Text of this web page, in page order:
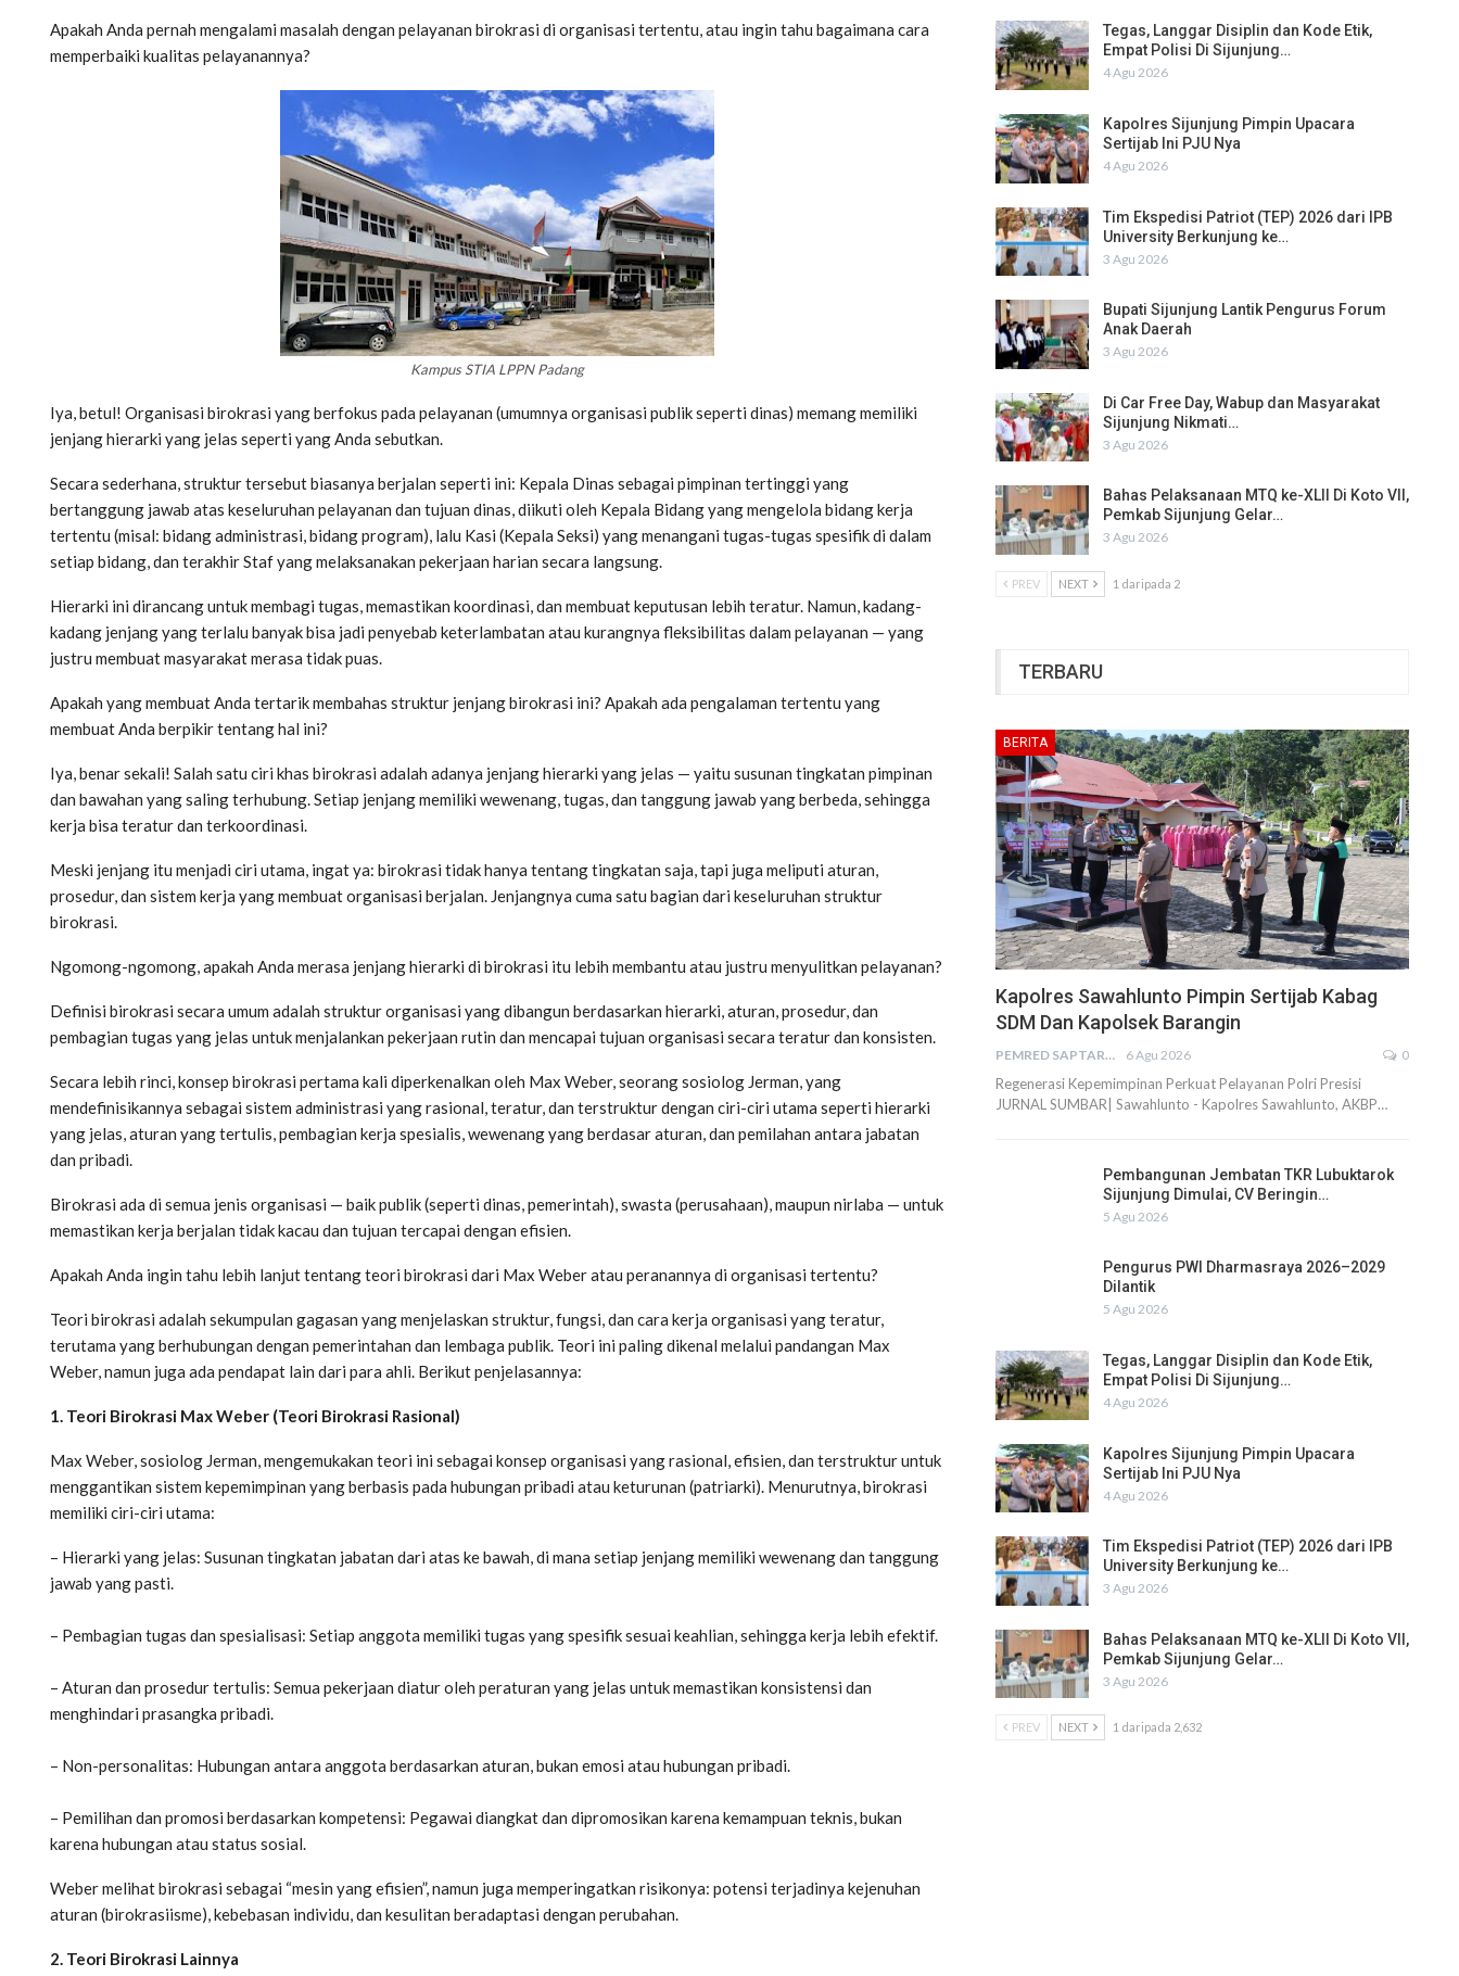
Apakah Anda pernah mengalami masalah dengan pelayanan birokrasi di organisasi tertentu, atau ingin tahu bagaimana cara
memperbaiki kualitas pelayanannya?
Kampus STIA LPPN Padang
Iya, betul! Organisasi birokrasi yang berfokus pada pelayanan (umumnya organisasi publik seperti dinas) memang memiliki
jenjang hierarki yang jelas seperti yang Anda sebutkan.
Secara sederhana, struktur tersebut biasanya berjalan seperti ini: Kepala Dinas sebagai pimpinan tertinggi yang
bertanggung jawab atas keseluruhan pelayanan dan tujuan dinas, diikuti oleh Kepala Bidang yang mengelola bidang kerja
tertentu (misal: bidang administrasi, bidang program), lalu Kasi (Kepala Seksi) yang menangani tugas-tugas spesifik di dalam
setiap bidang, dan terakhir Staf yang melaksanakan pekerjaan harian secara langsung.
Hierarki ini dirancang untuk membagi tugas, memastikan koordinasi, dan membuat keputusan lebih teratur. Namun, kadang-
kadang jenjang yang terlalu banyak bisa jadi penyebab keterlambatan atau kurangnya fleksibilitas dalam pelayanan — yang
justru membuat masyarakat merasa tidak puas.
Apakah yang membuat Anda tertarik membahas struktur jenjang birokrasi ini? Apakah ada pengalaman tertentu yang
membuat Anda berpikir tentang hal ini?
Iya, benar sekali! Salah satu ciri khas birokrasi adalah adanya jenjang hierarki yang jelas — yaitu susunan tingkatan pimpinan
dan bawahan yang saling terhubung. Setiap jenjang memiliki wewenang, tugas, dan tanggung jawab yang berbeda, sehingga
kerja bisa teratur dan terkoordinasi.
Meski jenjang itu menjadi ciri utama, ingat ya: birokrasi tidak hanya tentang tingkatan saja, tapi juga meliputi aturan,
prosedur, dan sistem kerja yang membuat organisasi berjalan. Jenjangnya cuma satu bagian dari keseluruhan struktur
birokrasi.
Ngomong-ngomong, apakah Anda merasa jenjang hierarki di birokrasi itu lebih membantu atau justru menyulitkan pelayanan?
Definisi birokrasi secara umum adalah struktur organisasi yang dibangun berdasarkan hierarki, aturan, prosedur, dan
pembagian tugas yang jelas untuk menjalankan pekerjaan rutin dan mencapai tujuan organisasi secara teratur dan konsisten.
Secara lebih rinci, konsep birokrasi pertama kali diperkenalkan oleh Max Weber, seorang sosiolog Jerman, yang
mendefinisikannya sebagai sistem administrasi yang rasional, teratur, dan terstruktur dengan ciri-ciri utama seperti hierarki
yang jelas, aturan yang tertulis, pembagian kerja spesialis, wewenang yang berdasar aturan, dan pemilahan antara jabatan
dan pribadi.
Birokrasi ada di semua jenis organisasi — baik publik (seperti dinas, pemerintah), swasta (perusahaan), maupun nirlaba — untuk
memastikan kerja berjalan tidak kacau dan tujuan tercapai dengan efisien.
Apakah Anda ingin tahu lebih lanjut tentang teori birokrasi dari Max Weber atau peranannya di organisasi tertentu?
Teori birokrasi adalah sekumpulan gagasan yang menjelaskan struktur, fungsi, dan cara kerja organisasi yang teratur,
terutama yang berhubungan dengan pemerintahan dan lembaga publik. Teori ini paling dikenal melalui pandangan Max
Weber, namun juga ada pendapat lain dari para ahli. Berikut penjelasannya:
1. Teori Birokrasi Max Weber (Teori Birokrasi Rasional)
Max Weber, sosiolog Jerman, mengemukakan teori ini sebagai konsep organisasi yang rasional, efisien, dan terstruktur untuk
menggantikan sistem kepemimpinan yang berbasis pada hubungan pribadi atau keturunan (patriarki). Menurutnya, birokrasi
memiliki ciri-ciri utama:
– Hierarki yang jelas: Susunan tingkatan jabatan dari atas ke bawah, di mana setiap jenjang memiliki wewenang dan tanggung
jawab yang pasti.
– Pembagian tugas dan spesialisasi: Setiap anggota memiliki tugas yang spesifik sesuai keahlian, sehingga kerja lebih efektif.
– Aturan dan prosedur tertulis: Semua pekerjaan diatur oleh peraturan yang jelas untuk memastikan konsistensi dan
menghindari prasangka pribadi.
– Non-personalitas: Hubungan antara anggota berdasarkan aturan, bukan emosi atau hubungan pribadi.
– Pemilihan dan promosi berdasarkan kompetensi: Pegawai diangkat dan dipromosikan karena kemampuan teknis, bukan
karena hubungan atau status sosial.
Weber melihat birokrasi sebagai “mesin yang efisien”, namun juga memperingatkan risikonya: potensi terjadinya kejenuhan
aturan (birokrasiisme), kebebasan individu, dan kesulitan beradaptasi dengan perubahan.
2. Teori Birokrasi Lainnya
Tegas, Langgar Disiplin dan Kode Etik,
Empat Polisi Di Sijunjung…
4 Agu 2026
Kapolres Sijunjung Pimpin Upacara
Sertijab Ini PJU Nya
4 Agu 2026
Tim Ekspedisi Patriot (TEP) 2026 dari IPB
University Berkunjung ke…
3 Agu 2026
Bupati Sijunjung Lantik Pengurus Forum
Anak Daerah
3 Agu 2026
Di Car Free Day, Wabup dan Masyarakat
Sijunjung Nikmati…
3 Agu 2026
Bahas Pelaksanaan MTQ ke-XLII Di Koto VII,
Pemkab Sijunjung Gelar…
3 Agu 2026
PREV NEXT 1 daripada 2
TERBARU
BERITA
Kapolres Sawahlunto Pimpin Sertijab Kabag
SDM Dan Kapolsek Barangin
PEMRED SAPTARIUS 6 Agu 2026 0
Regenerasi Kepemimpinan Perkuat Pelayanan Polri Presisi
JURNAL SUMBAR| Sawahlunto - Kapolres Sawahlunto, AKBP…
Pembangunan Jembatan TKR Lubuktarok
Sijunjung Dimulai, CV Beringin…
5 Agu 2026
Pengurus PWI Dharmasraya 2026–2029
Dilantik
5 Agu 2026
Tegas, Langgar Disiplin dan Kode Etik,
Empat Polisi Di Sijunjung…
4 Agu 2026
Kapolres Sijunjung Pimpin Upacara
Sertijab Ini PJU Nya
4 Agu 2026
Tim Ekspedisi Patriot (TEP) 2026 dari IPB
University Berkunjung ke…
3 Agu 2026
Bahas Pelaksanaan MTQ ke-XLII Di Koto VII,
Pemkab Sijunjung Gelar…
3 Agu 2026
PREV NEXT 1 daripada 2,632